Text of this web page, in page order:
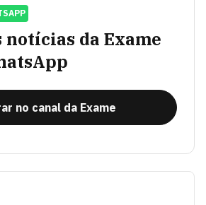
notícias da Exame
no canal da Exame